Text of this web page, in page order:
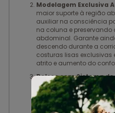
Modelagem Exclusiva
maior suporte à região
auxiliar na consciência
na coluna e
abdominal. Garante
descendo durante a
costuras lisas
atrito e aumento do
Bolsos com Sistema
estrategicamente e
com sistema de abertura
segurança para os
tudo que necessário